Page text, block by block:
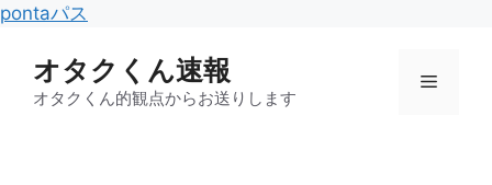
pontaパス
テ
ン
オタクくん速報
オタクくん的観点からお送りします
メ